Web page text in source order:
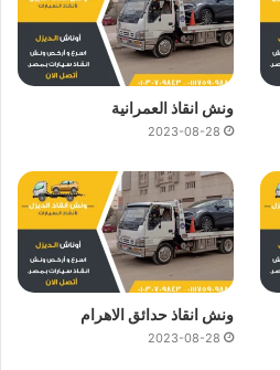
ونش انقاذ العمرانية
2023-08-28
ونش انقاذ حدائق الاهرام
2023-08-28